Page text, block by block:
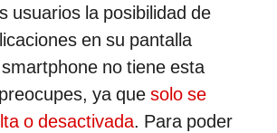
usuarios la posibilidad de
en su pantalla
no tiene esta
ya que solo se
o desactivada. Para poder